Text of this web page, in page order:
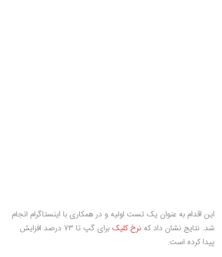
این اقدام به عنوان یک تست اولیه و در همکاری با اینستاگرام انجام
شد. نتایج نشان داد که نرخ کلیک
برای گپ تا ۷۳ درصد افزایش
پیدا کرده است.